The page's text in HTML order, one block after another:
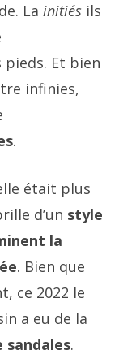
La initiés ils
Et bien
infinies,
.
était plus
d’un style
la
. Bien que
ce 2022 le
a eu de la
sandales.